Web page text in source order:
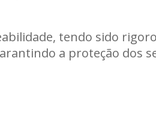
tendo sido
a proteção dos